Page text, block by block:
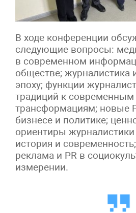
В ходе конференции
следующие вопросы:
в современном
обществе; журналистика
эпоху; функции
традиций к современным
трансформациям; новые
бизнесе и политике;
ориентиры
история и
реклама и PR в
измерении.